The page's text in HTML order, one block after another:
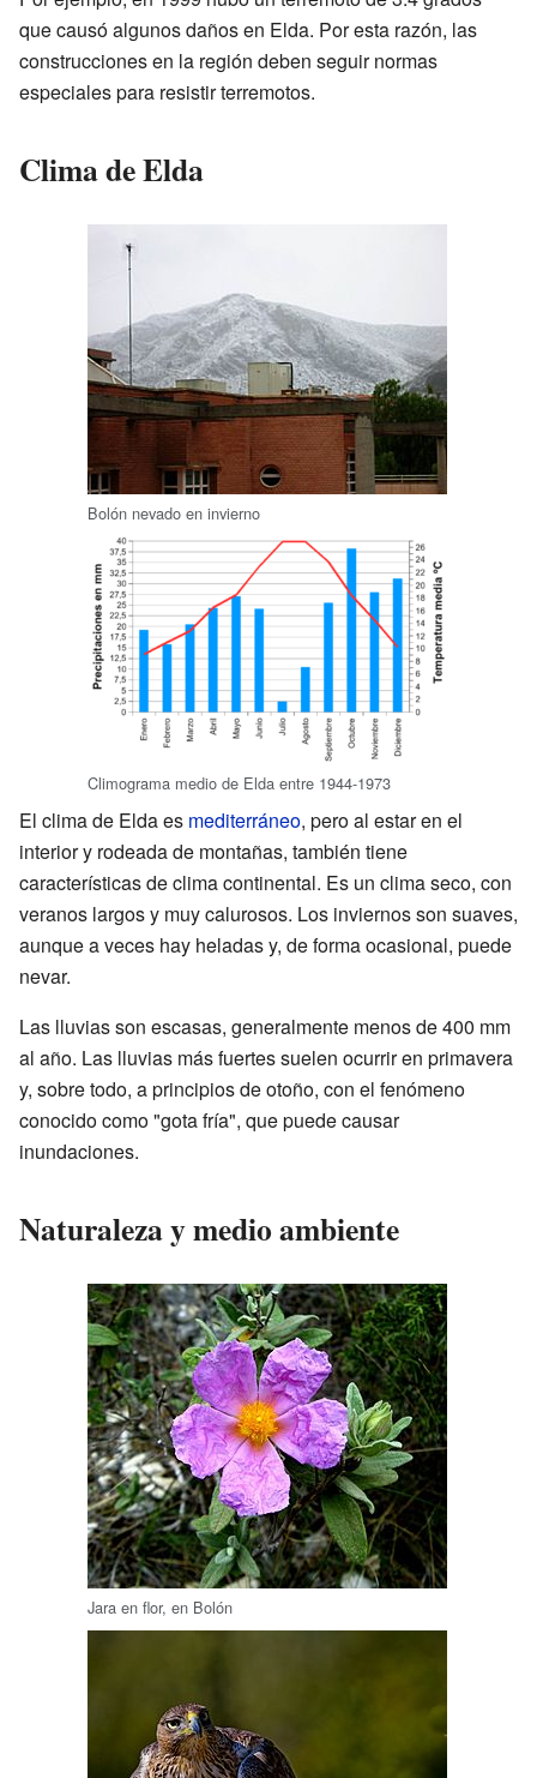
que causó algunos daños en Elda. Por esta razón, las
construcciones en la región deben seguir normas
especiales para resistir terremotos.
Clima de Elda
Bolón nevado en invierno
Climograma medio de Elda entre 1944-1973
El clima de Elda es mediterráneo, pero al estar en el
interior y rodeada de montañas, también tiene
características de clima continental. Es un clima seco, con
veranos largos y muy calurosos. Los inviernos son suaves,
aunque a veces hay heladas y, de forma ocasional, puede
nevar.
Las lluvias son escasas, generalmente menos de 400 mm
al año. Las lluvias más fuertes suelen ocurrir en primavera
y, sobre todo, a principios de otoño, con el fenómeno
conocido como "gota fría", que puede causar
inundaciones.
Naturaleza y medio ambiente
Jara en flor, en Bolón